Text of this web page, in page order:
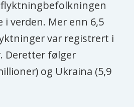
flyktningbefolkningen
verden. Mer enn 6,5
var registrert i
Deretter følger
og Ukraina (5,9